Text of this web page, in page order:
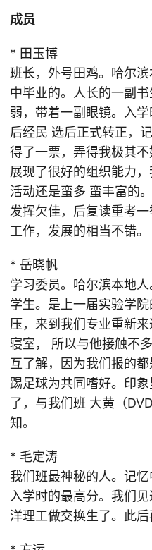
成员
* 田玉博
班长，外号田鸡。哈尔
中毕业的。人长的一副
弱，带着一副眼镜。入学
后经民 选后正式转正，
得了一票，弄得我极其
展现了很好的组织能力
活动还是蛮多 蛮丰富的
发挥欠佳，后复读重考
工作，发展的相当不错。
* 岳晓帆
学习委员。哈尔滨本地
学生。是上一届实验学
压，来到我们专业重新
寝室， 所以与他接触不
互了解，因为我们报的都
踢足球为共同嗜好。印
了，与我们班 大黄（
知。
* 毛定涛
我们班最神秘的人。记
入学时的最高分。我们
洋理工做交换生了。此后